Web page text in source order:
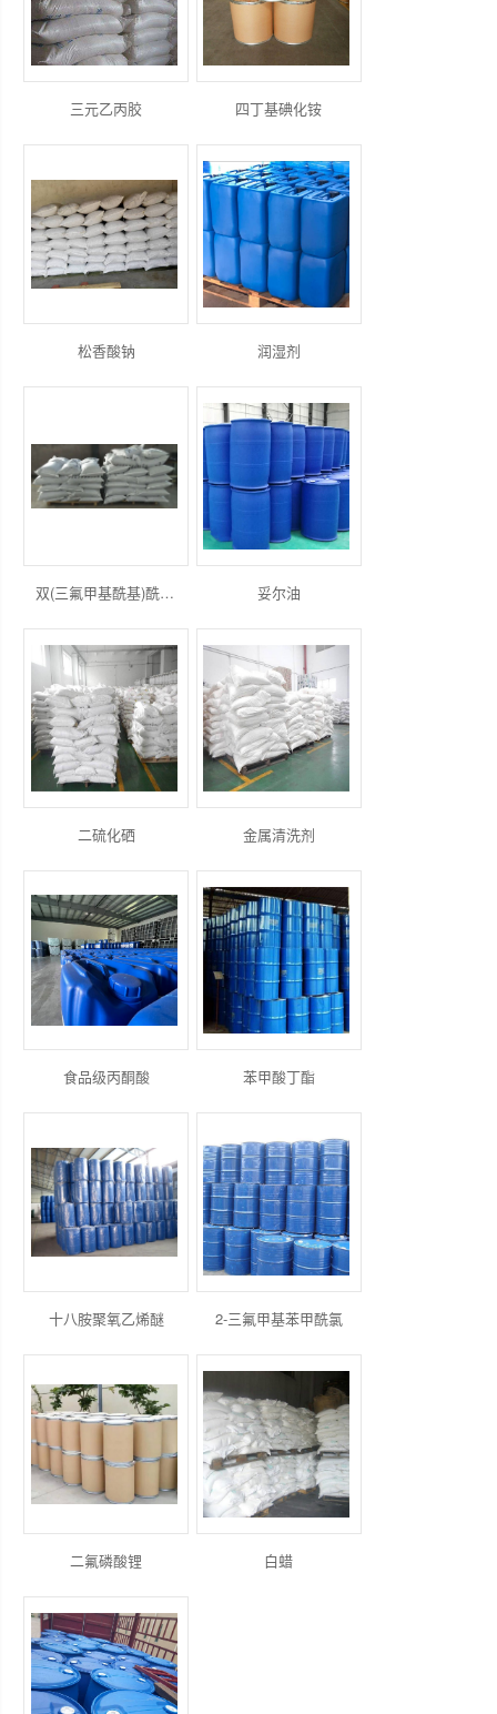
三元乙丙胶 四丁基碘化铵
松香酸钠 润湿剂
双(三氟甲基酰基)酰亚胺钠 妥尔油
二硫化硒 金属清洗剂
食品级丙酮酸 苯甲酸丁酯
十八胺聚氧乙烯醚 2-三氟甲基苯甲酰氯
二氟磷酸锂 白蜡